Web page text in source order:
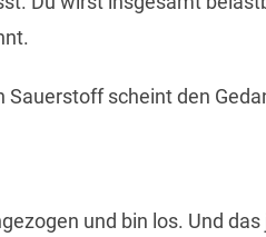
scheint den
und bin los. Und